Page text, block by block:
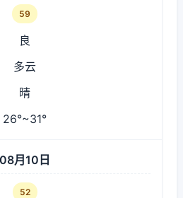
59
良
多云
晴
26°~31°
08月10日
52